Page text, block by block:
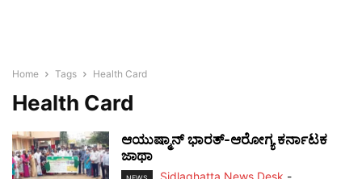
Home Tags Health Card
Health Card
ಆಯುಷ್ಮಾನ್ ಭಾರತ್-ಆರೋಗ್ಯ ಕರ್ನಾಟಕ
ಜಾಥಾ
Sidlaghatta News Desk -